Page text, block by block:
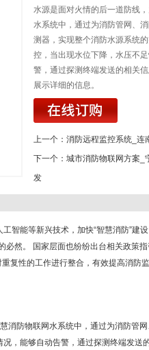
水源是面对火情的后一道防线
水系统中，通过为消防管网、
测器，实现整个消防水源系统
控，当出现水位下降，水压不
警，通过探测终端发送的相关
展示详细的信息。
上一个： 消防远程监控系统_连
下一个： 城市消防物联网方案_
发
智能等新兴技术，加快“智慧消防”建
必然。 国家层面也纷纷出台相关政策
复性的工作进行整合，有效提高消防
消防物联网水系统中，通过为消防管
，能够自动告警，通过探测终端发送